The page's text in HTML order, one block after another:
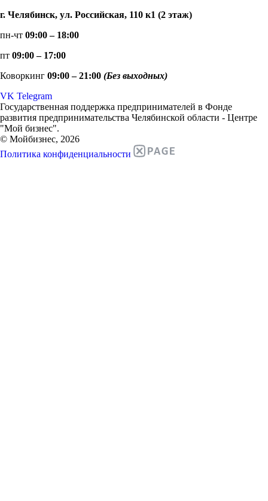
г. Челябинск, ул. Российская, 110 к1 (2 этаж)
пн-чт 09:00 – 18:00
пт 09:00 – 17:00
Коворкинг 09:00 – 21:00 (Без выходных)
VK Telegram
Государственная поддержка предпринимателей в Фонде
развития предпринимательства Челябинской области - Центре
"Мой бизнес".
© Мойбизнес, 2026
Политика конфиденциальности